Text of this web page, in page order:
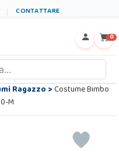
CONTATTARE
0
Ragazzo>Costume Bimbo
M